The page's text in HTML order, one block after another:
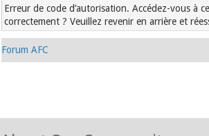
Erreur de code d’autorisation. Accédez-vous à
correctement ? Veuillez revenir en arrière et
Forum AFC